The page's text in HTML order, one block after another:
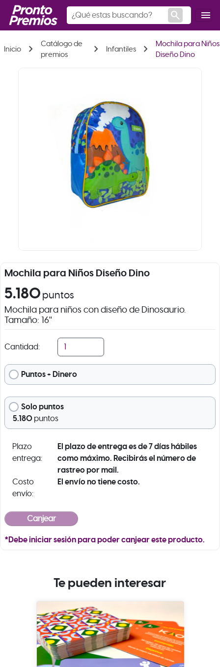
search menu
Inicio chevron_right
Catálogo de
premios
chevron_right Infantiles chevron_right
Mochila para Niños
Diseño Dino
Mochila para Niños Diseño Dino
5.180 puntos
Mochila para niños con diseño de Dinosaurio.
Tamaño: 16''
Cantidad:
Puntos + Dinero
Solo puntos
5.180 puntos
Plazo
entrega:
El plazo de entrega es de 7 días hábiles
como máximo. Recibirás el número de
rastreo por mail.
Costo
envío:
El envío no tiene costo.
*Debe iniciar sesión para poder canjear este producto.
Te pueden interesar